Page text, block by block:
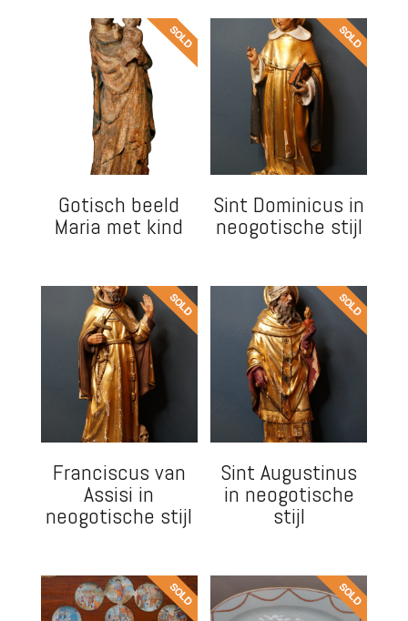
Gotisch beeld
Maria met kind
Sint Dominicus in
neogotische stijl
Franciscus van
Assisi in
neogotische stijl
Sint Augustinus
in neogotische
stijl